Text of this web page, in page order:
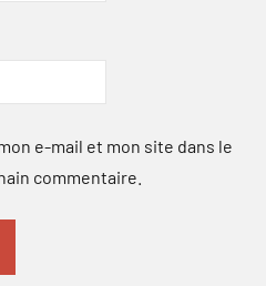
e-mail et mon site dans le
commentaire.